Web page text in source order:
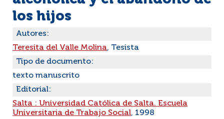
los hijos
Autores:
Teresita del Valle Molina, Tesista
Tipo de documento:
texto manuscrito
Editorial:
Salta : Universidad Católica de Salta. Escuela
Universitaria de Trabajo Social, 1998